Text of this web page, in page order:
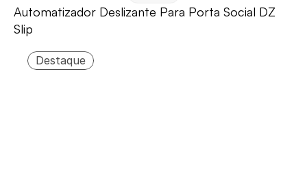
Automatizador Deslizante Para Porta Social DZ
Slip
Destaque